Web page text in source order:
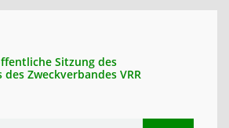
Sitzung des
des Zweckverbandes VRR